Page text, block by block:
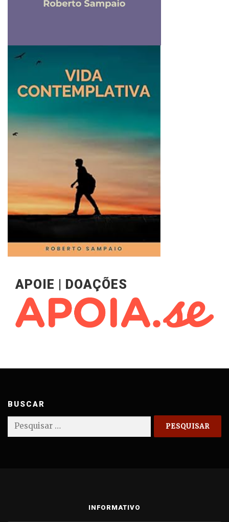
APOIE | DOAÇÕES
BUSCAR
Pesquisar
INFORMATIVO